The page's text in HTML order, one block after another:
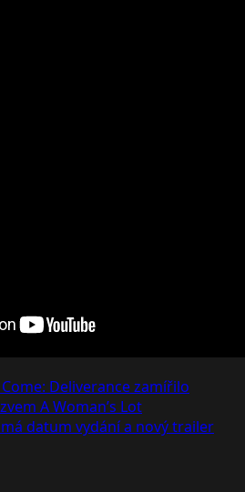
Deliverance zamířilo
A Woman’s Lot
datum vydání a nový trailer